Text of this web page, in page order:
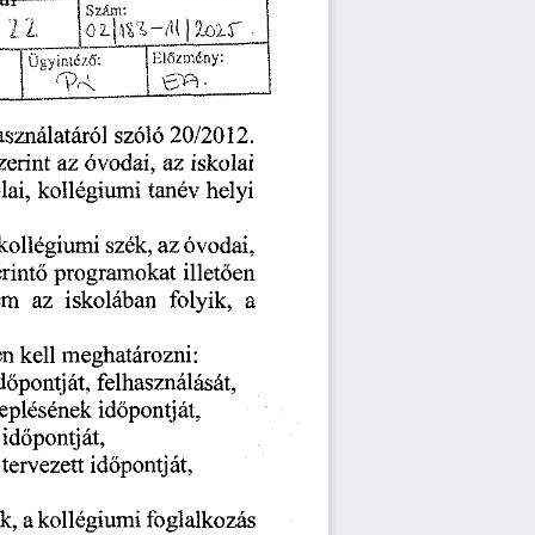
,, ...
ZZ.
Szám:
Ügyintéző: Előzmény:
szóló 20/2012.
az óvodai, az iskolai
kollégiumi tanév helyi
szék, az óvodai,
programokat illetően
az iskolában folyik, a
kell meghatározni:
felhasználását,
időpontját,
időpontját,
tervezett időpontját,
a kollégiumi foglalkozás